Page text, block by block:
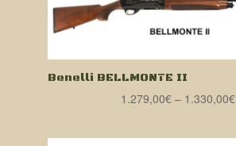
Benelli BELLMONTE II
1.279,00€– 1.330,00€